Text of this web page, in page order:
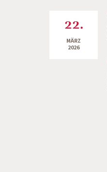
22.
MÄRZ
2026